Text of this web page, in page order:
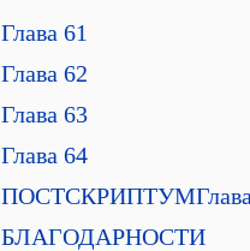
Глава 61
Глава 62
Глава 63
Глава 64
БЛАГОДАРНОСТИ